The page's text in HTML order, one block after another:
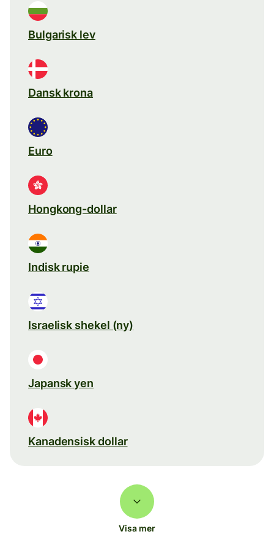
Bulgarisk lev
Dansk krona
Euro
Hongkong-dollar
Indisk rupie
Israelisk shekel (ny)
Japansk yen
Kanadensisk dollar
Visa mer